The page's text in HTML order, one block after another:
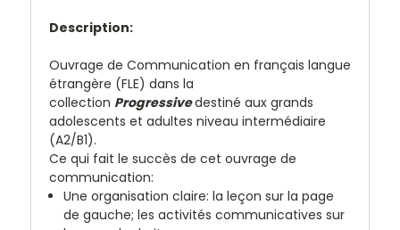
Description:
Ouvrage de Communication en français langue
étrangère (FLE) dans la
collection Progressivedestiné aux grands
adolescents et adultes niveau intermédiaire
(A2/B1).
Ce qui fait le succès de cet ouvrage de
communication:
Une organisation claire: la leçon sur la page
de gauche; les activités communicatives sur